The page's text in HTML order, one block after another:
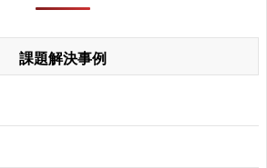
課題解決事例